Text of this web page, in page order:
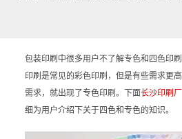
包装印刷中很多用户不了解专色和四色印
印刷是常见的彩色印刷，但是有些需求更
需求，就出现了专色印刷。下面长沙印刷厂
细为用户介绍下关于四色和专色的知识。